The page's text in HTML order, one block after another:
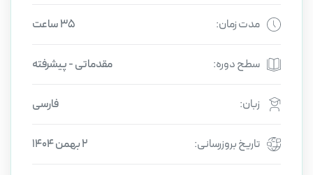
مدت زمان: 35 ساعت
سطح دوره: مقدماتی - پیشرفته
زبان: فارسی
تاریخ بروزرسانی: 2 بهمن 1404